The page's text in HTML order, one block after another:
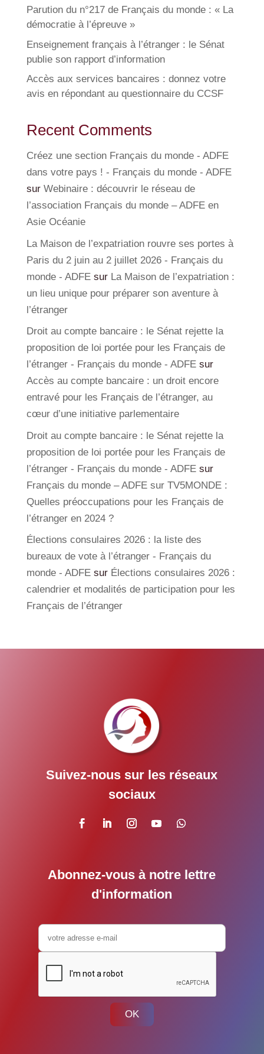
Parution du n°217 de Français du monde : « La
démocratie à l’épreuve »
Enseignement français à l’étranger : le Sénat
publie son rapport d’information
Accès aux services bancaires : donnez votre
avis en répondant au questionnaire du CCSF
Recent Comments
Créez une section Français du monde - ADFE
dans votre pays ! - Français du monde - ADFE
sur Webinaire : découvrir le réseau de
l’association Français du monde – ADFE en
Asie Océanie
La Maison de l’expatriation rouvre ses portes à
Paris du 2 juin au 2 juillet 2026 - Français du
monde - ADFEsur La Maison de l’expatriation :
un lieu unique pour préparer son aventure à
l’étranger
Droit au compte bancaire : le Sénat rejette la
proposition de loi portée pour les Français de
l’étranger - Français du monde - ADFEsur
Accès au compte bancaire : un droit encore
entravé pour les Français de l’étranger, au
cœur d’une initiative parlementaire
Droit au compte bancaire : le Sénat rejette la
proposition de loi portée pour les Français de
l’étranger - Français du monde - ADFEsur
Français du monde – ADFE sur TV5MONDE :
Quelles préoccupations pour les Français de
l’étranger en 2024 ?
Élections consulaires 2026 : la liste des
bureaux de vote à l’étranger - Français du
monde - ADFEsur Élections consulaires 2026 :
calendrier et modalités de participation pour les
Français de l’étranger
Suivez-nous sur les réseaux
sociaux
Abonnez-vous à notre lettre
d'information
OK